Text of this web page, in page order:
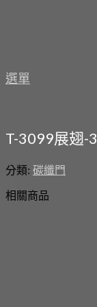
選單
T-3099展翅-3
分類: 碳纖門
相關商品